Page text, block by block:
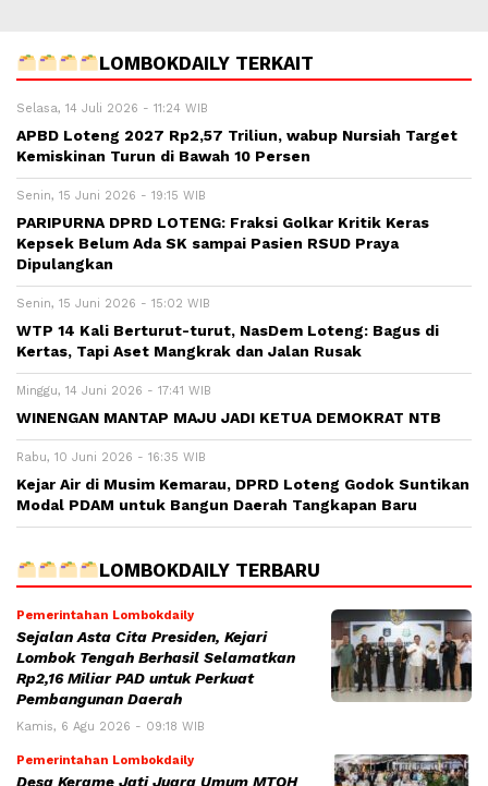
LOMBOKDAILY TERKAIT
Selasa, 14 Juli 2026 - 11:24 WIB
APBD Loteng 2027 Rp2,57 Triliun, wabup Nursiah Target
Kemiskinan Turun di Bawah 10 Persen
Senin, 15 Juni 2026 - 19:15 WIB
PARIPURNA DPRD LOTENG: Fraksi Golkar Kritik Keras
Kepsek Belum Ada SK sampai Pasien RSUD Praya
Dipulangkan
Senin, 15 Juni 2026 - 15:02 WIB
WTP 14 Kali Berturut-turut, NasDem Loteng: Bagus di
Kertas, Tapi Aset Mangkrak dan Jalan Rusak
Minggu, 14 Juni 2026 - 17:41 WIB
WINENGAN MANTAP MAJU JADI KETUA DEMOKRAT NTB
Rabu, 10 Juni 2026 - 16:35 WIB
Kejar Air di Musim Kemarau, DPRD Loteng Godok Suntikan
Modal PDAM untuk Bangun Daerah Tangkapan Baru
LOMBOKDAILY TERBARU
Pemerintahan Lombokdaily
Sejalan Asta Cita Presiden, Kejari
Lombok Tengah Berhasil Selamatkan
Rp2,16 Miliar PAD untuk Perkuat
Pembangunan Daerah
Kamis, 6 Agu 2026 - 09:18 WIB
Pemerintahan Lombokdaily
Desa Kerame Jati Juara Umum MTQH